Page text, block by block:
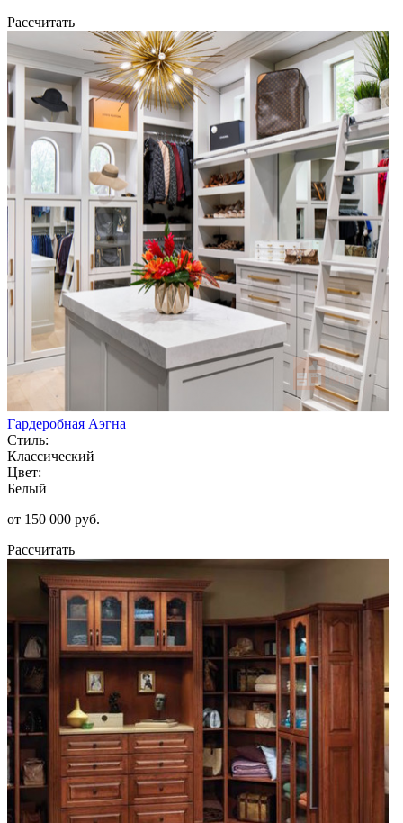
Рассчитать
Гардеробная Аэгна
Стиль:
Классический
Цвет:
Белый
от 150 000 руб.
Рассчитать